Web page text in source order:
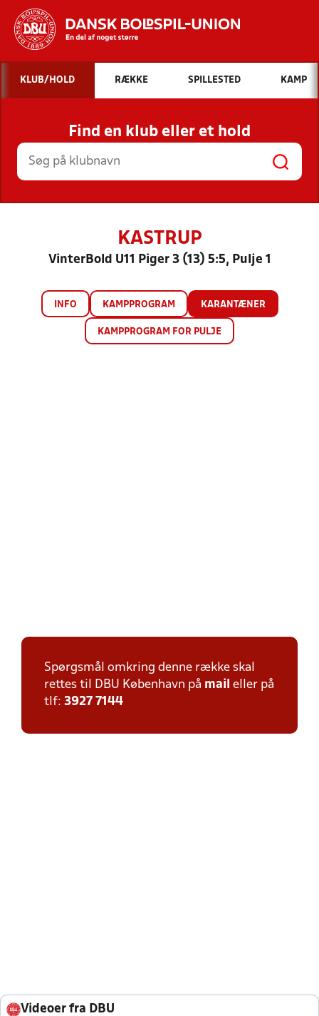
Hvad vil du søge efter?
INDHOLD OG NYHEDER
STILLINGER, RESULTATER, KLUBBER OG
HOLD
KLUB/HOLD RÆKKE SPILLESTED KAMP
Find en klub eller et hold
KASTRUP
VinterBold U11 Piger 3 (13) 5:5, Pulje 1
INFO KAMPPROGRAM KARANTÆNER
KAMPPROGRAM FOR PULJE
Spørgsmål omkring denne række skal
rettes til DBU København på mail eller på
tlf: 3927 7144
Videoer fra DBU